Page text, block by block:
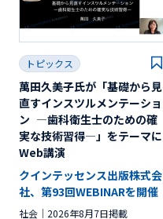
トピックス
萬田久美子氏が「基礎から見
直すインスツルメンテーショ
ン ―歯科衛生士のための確
実な技術習得―」をテーマに
Web講演
クインテッセンス出版株式会
社、第93回WEBINARを開催
社会 2026年8月7日掲載